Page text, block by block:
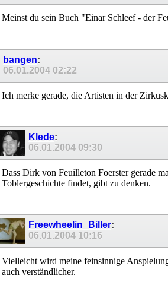
Meinst du sein Buch "Einar Schleef - der
bangen:
06.01.2004 02:22
Ich merke gerade, die Artisten in der
Klede:
06.01.2004 09:30
Dass Dirk von Feuilleton Foerster gerade
Toblergeschichte findet, gibt zu denken.
Freewheelin_Biller:
06.01.2004 10:16
Vielleicht wird meine feinsinnige
auch verständlicher.